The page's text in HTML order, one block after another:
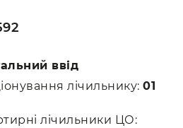
ввід
лічильнику: 01
лічильники ЦО: